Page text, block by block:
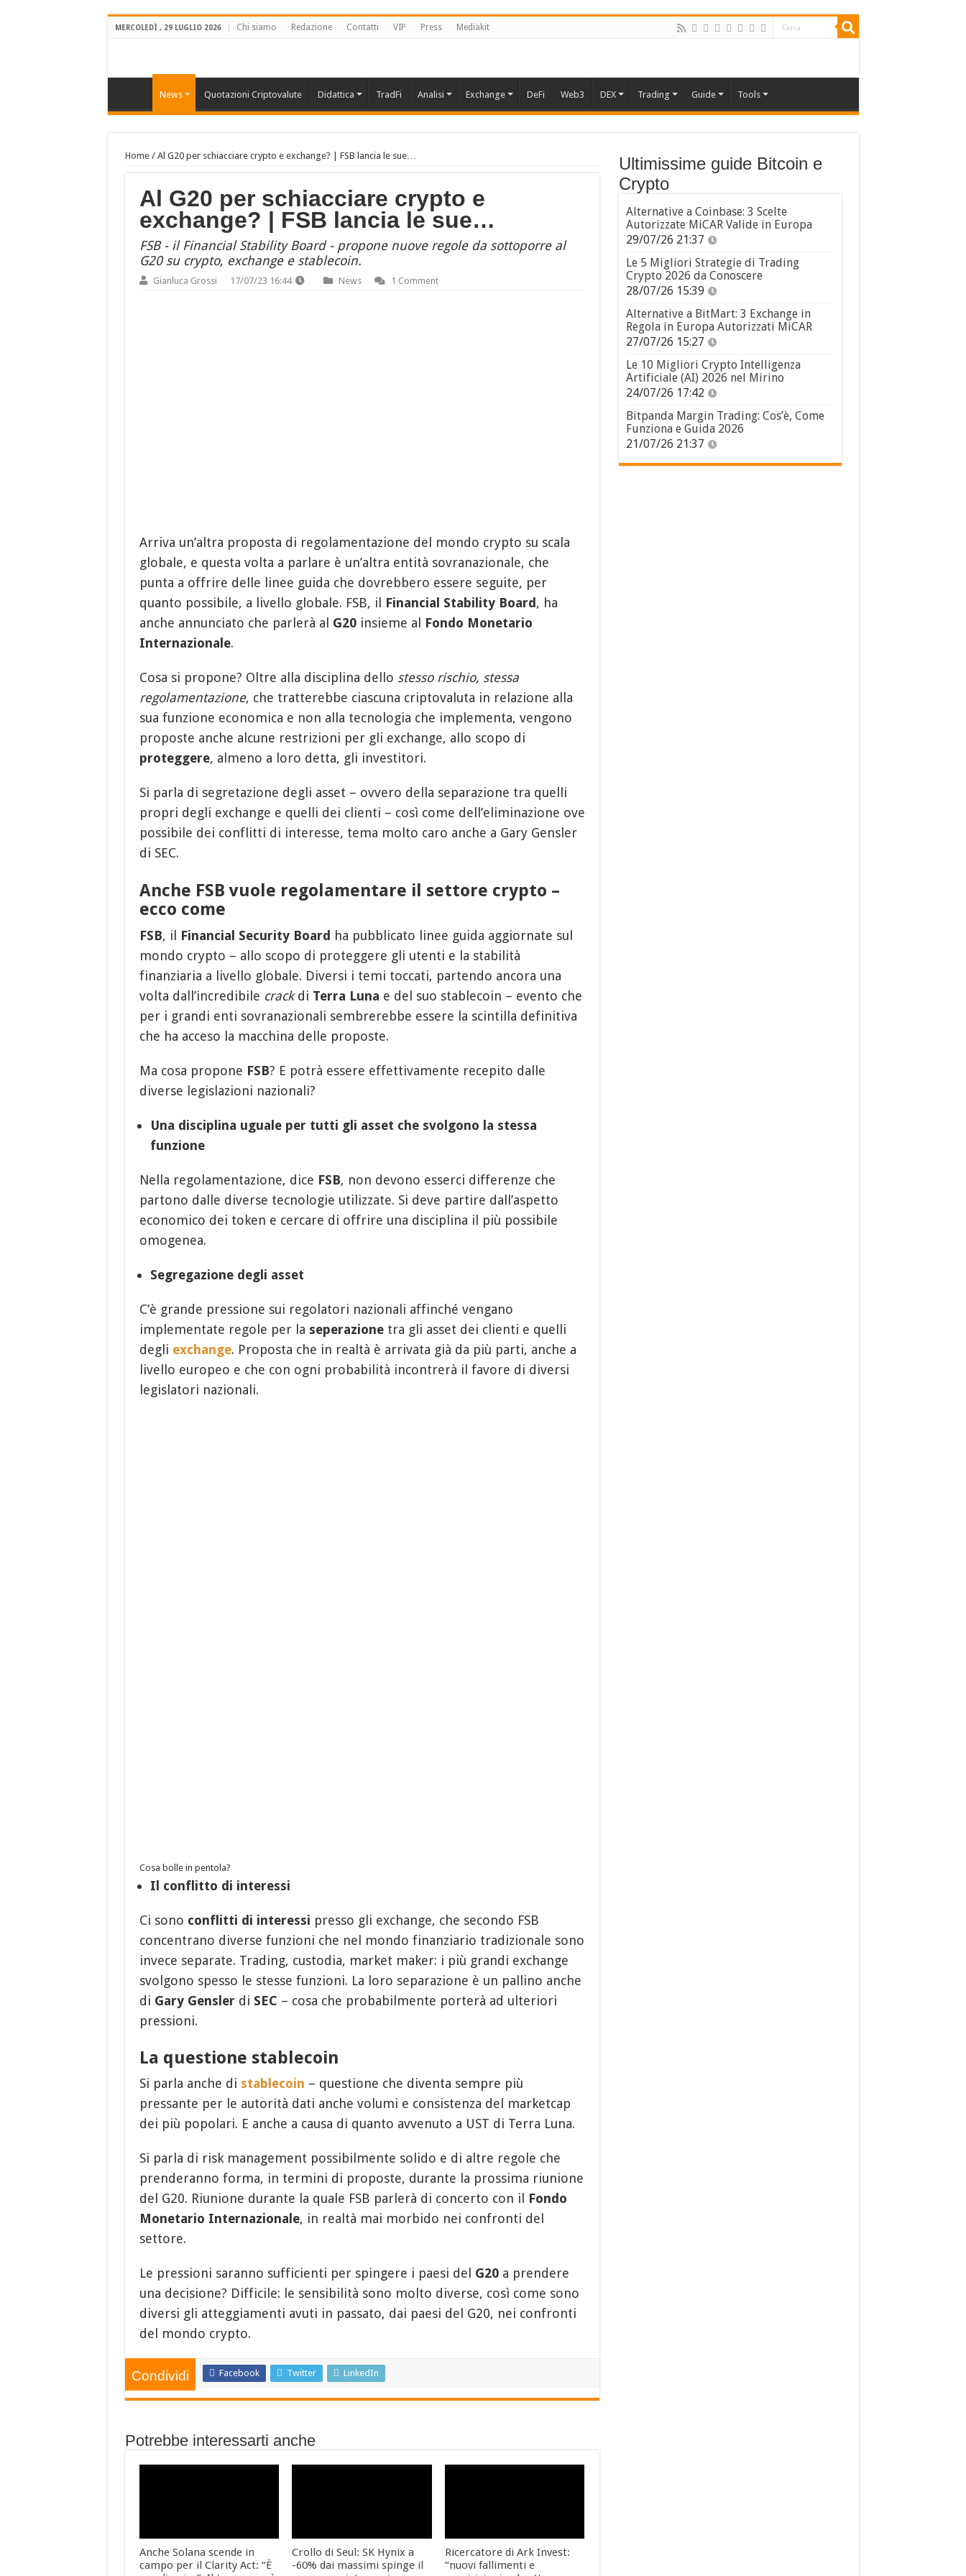
MERCOLEDÌ , 29 LUGLIO 2026 Chi siamo Redazione Contatti VIP Press Mediakit
News Quotazioni Criptovalute Didattica TradFi Analisi Exchange DeFi Web3 DEX Trading Guide Tools
Home/ Al G20 per schiacciare crypto e exchange? | FSB lancia le sue…
Al G20 per schiacciare crypto e
exchange? | FSB lancia le sue…
FSB - il Financial Stability Board - propone nuove regole da sottoporre al
G20 su crypto, exchange e stablecoin.
Gianluca Grossi 17/07/23 16:44 News 1 Comment
Arriva un’altra proposta di regolamentazione del mondo crypto su scala
globale, e questa volta a parlare è un’altra entità sovranazionale, che
punta a offrire delle linee guida che dovrebbero essere seguite, per
quanto possibile, a livello globale. FSB, il Financial Stability Board, ha
anche annunciato che parlerà al G20insieme al Fondo Monetario
Internazionale.
Cosa si propone? Oltre alla disciplina dello stesso rischio, stessa
regolamentazione, che tratterebbe ciascuna criptovaluta in relazione alla
sua funzione economica e non alla tecnologia che implementa, vengono
proposte anche alcune restrizioni per gli exchange, allo scopo di
proteggere, almeno a loro detta, gli investitori.
Si parla di segretazione degli asset – ovvero della separazione tra quelli
propri degli exchange e quelli dei clienti – così come dell’eliminazione ove
possibile dei conflitti di interesse, tema molto caro anche a Gary Gensler
di SEC.
Anche FSB vuole regolamentare il settore crypto –
ecco come
FSB, il Financial Security Board ha pubblicato linee guida aggiornate sul
mondo crypto – allo scopo di proteggere gli utenti e la stabilità
finanziaria a livello globale. Diversi i temi toccati, partendo ancora una
volta dall’incredibile crackdi Terra Luna e del suo stablecoin – evento che
per i grandi enti sovranazionali sembrerebbe essere la scintilla definitiva
che ha acceso la macchina delle proposte.
Ma cosa propone FSB? E potrà essere effettivamente recepito dalle
diverse legislazioni nazionali?
Una disciplina uguale per tutti gli asset che svolgono la stessa
funzione
Nella regolamentazione, dice FSB, non devono esserci differenze che
partono dalle diverse tecnologie utilizzate. Si deve partire dall’aspetto
economico dei token e cercare di offrire una disciplina il più possibile
omogenea.
Segregazione degli asset
C’è grande pressione sui regolatori nazionali affinché vengano
implementate regole per la seperazionetra gli asset dei clienti e quelli
degli exchange. Proposta che in realtà è arrivata già da più parti, anche a
livello europeo e che con ogni probabilità incontrerà il favore di diversi
legislatori nazionali.
Cosa bolle in pentola?
Il conflitto di interessi
Ci sono conflitti di interessi presso gli exchange, che secondo FSB
concentrano diverse funzioni che nel mondo finanziario tradizionale sono
invece separate. Trading, custodia, market maker: i più grandi exchange
svolgono spesso le stesse funzioni. La loro separazione è un pallino anche
di Gary Gensler di SEC – cosa che probabilmente porterà ad ulteriori
pressioni.
La questione stablecoin
Si parla anche di stablecoin – questione che diventa sempre più
pressante per le autorità dati anche volumi e consistenza del marketcap
dei più popolari. E anche a causa di quanto avvenuto a UST di Terra Luna.
Si parla di risk management possibilmente solido e di altre regole che
prenderanno forma, in termini di proposte, durante la prossima riunione
del G20. Riunione durante la quale FSB parlerà di concerto con il Fondo
Monetario Internazionale, in realtà mai morbido nei confronti del
settore.
Le pressioni saranno sufficienti per spingere i paesi del G20a prendere
una decisione? Difficile: le sensibilità sono molto diverse, così come sono
diversi gli atteggiamenti avuti in passato, dai paesi del G20, nei confronti
del mondo crypto.
Condividi Facebook Twitter LinkedIn
Potrebbe interessarti anche
Anche Solana scende in
campo per il Clarity Act: “È
Crollo di Seul: SK Hynix a
-60% dai massimi spinge il
Ricercatore di Ark Invest:
“nuovi fallimenti e
Ultimissime guide Bitcoin e
Crypto
Alternative a Coinbase: 3 Scelte
Autorizzate MiCAR Valide in Europa
29/07/26 21:37
Le 5 Migliori Strategie di Trading
Crypto 2026 da Conoscere
28/07/26 15:39
Alternative a BitMart: 3 Exchange in
Regola in Europa Autorizzati MiCAR
27/07/26 15:27
Le 10 Migliori Crypto Intelligenza
Artificiale (AI) 2026 nel Mirino
24/07/26 17:42
Bitpanda Margin Trading: Cos’è, Come
Funziona e Guida 2026
21/07/26 21:37